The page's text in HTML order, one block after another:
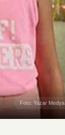
Foto: Yazar Medya